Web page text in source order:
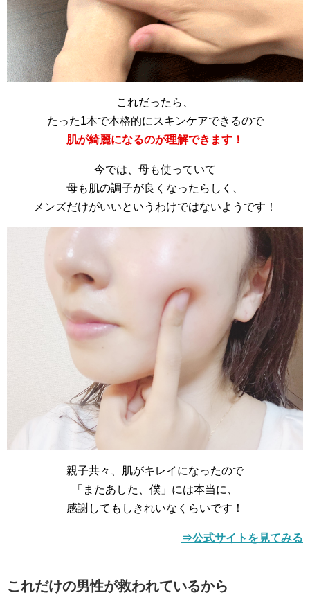
これだったら、
たった1本で本格的にスキンケアできるので
肌が綺麗になるのが理解できます！
今では、母も使っていて
母も肌の調子が良くなったらしく、
メンズだけがいいというわけではないようです！
親子共々、肌がキレイになったので
「またあした、僕」には本当に、
感謝してもしきれいなくらいです！
⇒公式サイトを見てみる
これだけの男性が救われているから